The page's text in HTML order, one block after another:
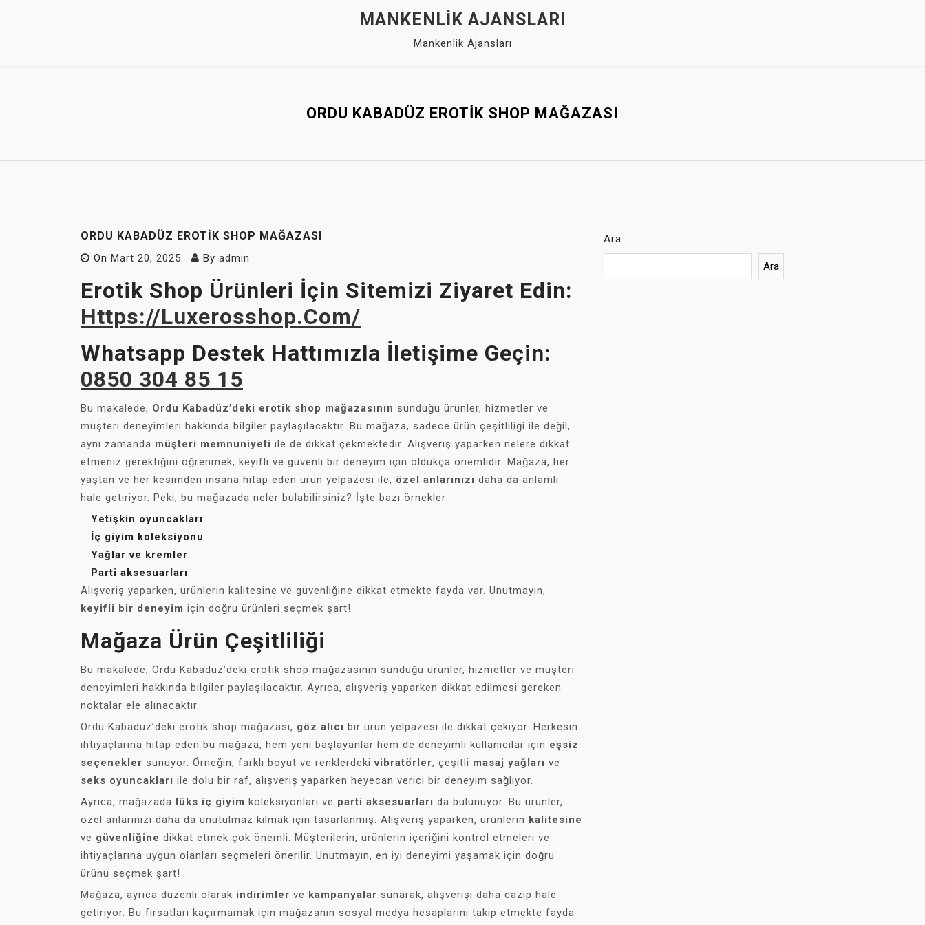
MANKENLIK AJANSLARI
Mankenlik Ajansları
ORDU KABADÜZ EROTIK SHOP MAĞAZASI
ORDU KABADÜZ EROTIK SHOP MAĞAZASI
On Mart 20, 2025 By admin
Erotik Shop Ürünleri İçin Sitemizi Ziyaret Edin:
Https://luxerosshop.com/
Whatsapp Destek Hattımızla İletişime Geçin:
0850 304 85 15
Bu makalede, Ordu Kabadüz’deki erotik shop mağazasının sunduğu ürünler, hizmetler ve
müşteri deneyimleri hakkında bilgiler paylaşılacaktır. Bu mağaza, sadece ürün çeşitliliği ile değil,
aynı zamanda müşteri memnuniyeti ile de dikkat çekmektedir. Alışveriş yaparken nelere dikkat
etmeniz gerektiğini öğrenmek, keyifli ve güvenli bir deneyim için oldukça önemlidir. Mağaza, her
yaştan ve her kesimden insana hitap eden ürün yelpazesi ile, özel anlarınızı daha da anlamlı
hale getiriyor. Peki, bu mağazada neler bulabilirsiniz? İşte bazı örnekler:
Yetişkin oyuncakları
İç giyim koleksiyonu
Yağlar ve kremler
Parti aksesuarları
Alışveriş yaparken, ürünlerin kalitesine ve güvenliğine dikkat etmekte fayda var. Unutmayın,
keyifli bir deneyim için doğru ürünleri seçmek şart!
Mağaza Ürün Çeşitliliği
Bu makalede, Ordu Kabadüz’deki erotik shop mağazasının sunduğu ürünler, hizmetler ve müşteri
deneyimleri hakkında bilgiler paylaşılacaktır. Ayrıca, alışveriş yaparken dikkat edilmesi gereken
noktalar ele alınacaktır.
Ordu Kabadüz’deki erotik shop mağazası, göz alıcı bir ürün yelpazesi ile dikkat çekiyor. Herkesin
ihtiyaçlarına hitap eden bu mağaza, hem yeni başlayanlar hem de deneyimli kullanıcılar için eşsiz
seçenekler sunuyor. Örneğin, farklı boyut ve renklerdekivibratörler, çeşitli masaj yağları ve
seks oyuncakları ile dolu bir raf, alışveriş yaparken heyecan verici bir deneyim sağlıyor.
Ayrıca, mağazada lüks iç giyim koleksiyonları ve parti aksesuarları da bulunuyor. Bu ürünler,
özel anlarınızı daha da unutulmaz kılmak için tasarlanmış. Alışveriş yaparken, ürünlerin kalitesine
ve güvenliğine dikkat etmek çok önemli. Müşterilerin, ürünlerin içeriğini kontrol etmeleri ve
ihtiyaçlarına uygun olanları seçmeleri önerilir. Unutmayın, en iyi deneyimi yaşamak için doğru
ürünü seçmek şart!
Mağaza, ayrıca düzenli olarak indirimler ve kampanyalar sunarak, alışverişi daha cazip hale
getiriyor. Bu fırsatları kaçırmamak için mağazanın sosyal medya hesaplarını takip etmekte fayda
Ara
Ara